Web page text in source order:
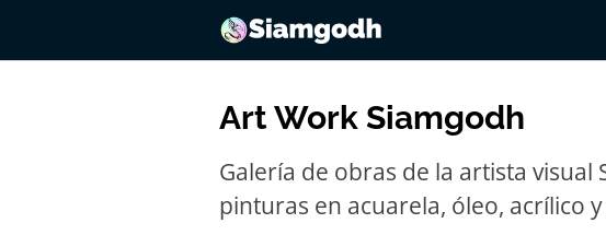
contenido
Art Work Siamgodh
Galería de obras de la artista
pinturas en acuarela, óleo, acrílico